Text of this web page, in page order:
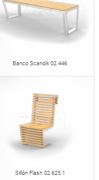
Banco Scandik 02.446
Sillón Flash 02.625.1